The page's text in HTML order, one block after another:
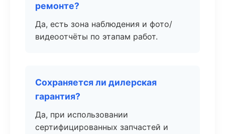
ремонте?
Да, есть зона наблюдения и фото/
видеоотчёты по этапам работ.
Сохраняется ли дилерская
гарантия?
Да, при использовании
сертифицированных запчастей и